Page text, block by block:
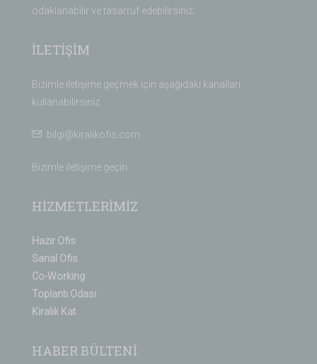
odaklanabilir ve tasarruf edebilirsiniz.
İLETİŞİM
Bizimle iletişime geçmek için aşağıdaki kanalları
kullanabilirsiniz.
bilgi@kiralikofis.com
Bizimle iletişime geçin
HİZMETLERİMİZ
Hazır Ofis
Sanal Ofis
Co-Working
Toplantı Odası
Kiralık Kat
HABER BÜLTENİ